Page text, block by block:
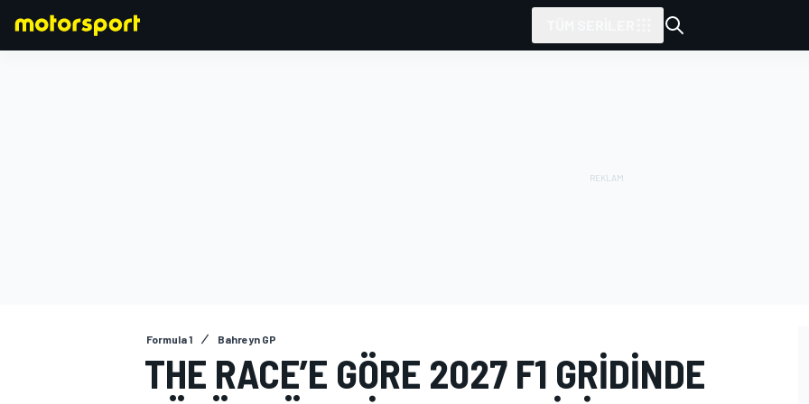
Formula 1 Bahreyn GP
THE RACE’E GÖRE 2027 F1 GRIDINDE